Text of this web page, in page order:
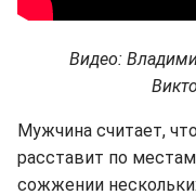
Видео:
Мужчина считает,
расставит по
сожжении